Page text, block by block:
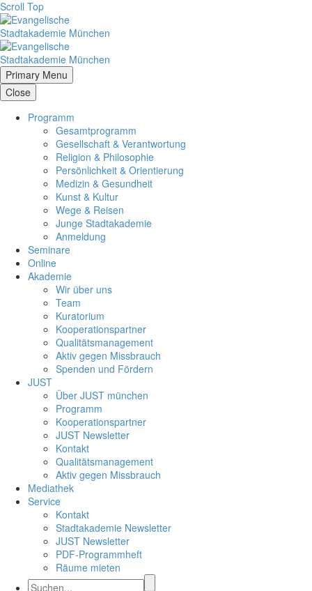
Scroll Top
Primary Menu
Close
Programm
Gesamtprogramm
Gesellschaft & Verantwortung
Religion & Philosophie
Persönlichkeit & Orientierung
Medizin & Gesundheit
Kunst & Kultur
Wege & Reisen
Junge Stadtakademie
Anmeldung
Seminare
Online
Akademie
Wir über uns
Team
Kuratorium
Kooperationspartner
Qualitätsmanagement
Aktiv gegen Missbrauch
Spenden und Fördern
JUST
Über JUST münchen
Programm
Kooperationspartner
JUST Newsletter
Kontakt
Qualitätsmanagement
Aktiv gegen Missbrauch
Mediathek
Service
Kontakt
Stadtakademie Newsletter
JUST Newsletter
PDF-Programmheft
Räume mieten